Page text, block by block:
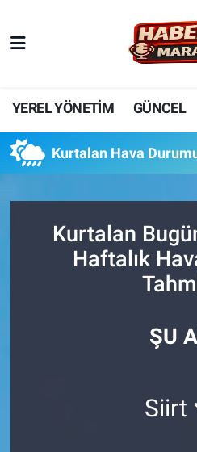
YEREL YÖNETİM GÜNCEL
Kurtalan Hava
Kurtalan
Haftalık
ŞU
Siirt
YEREL YÖNETİM
GÜNCEL
BİLİM VE TEKNOLOJİ
SPOR
DÜNYA
Nöbetçi Eczaneler
Hava Durumu
Trafik Durumu
Tüm Manşetler
Son Dakika Haberleri